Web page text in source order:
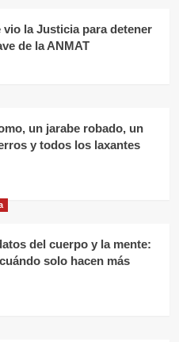
la Justicia para detener
de la ANMAT
un jarabe robado, un
y todos los laxantes
del cuerpo y la mente:
solo hacen más